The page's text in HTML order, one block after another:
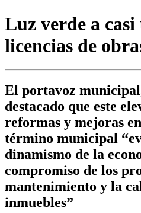
Luz verde a
licencias de
El portavoz
destacado que este
reformas y mejoras
término municipal
dinamismo de la
compromiso de los
mantenimiento y la
inmuebles”